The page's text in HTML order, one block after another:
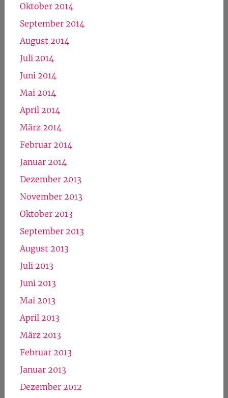
Oktober 2014
September 2014
August 2014
Juli 2014
Juni 2014
Mai 2014
April 2014
März 2014
Februar 2014
Januar 2014
Dezember 2013
November 2013
Oktober 2013
September 2013
August 2013
Juli 2013
Juni 2013
Mai 2013
April 2013
März 2013
Februar 2013
Januar 2013
Dezember 2012